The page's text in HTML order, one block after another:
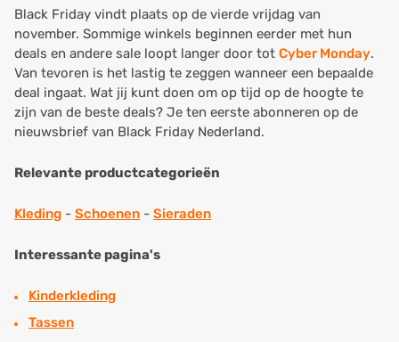
Black Friday vindt plaats op de vierde vrijdag van
november. Sommige winkels beginnen eerder met hun
deals en andere sale loopt langer door tot Cyber Monday.
Van tevoren is het lastig te zeggen wanneer een bepaalde
deal ingaat. Wat jij kunt doen om op tijd op de hoogte te
zijn van de beste deals? Je ten eerste abonneren op de
nieuwsbrief van Black Friday Nederland.
Relevante productcategorieën
Kleding - Schoenen - Sieraden
Interessante pagina's
Kinderkleding
Tassen